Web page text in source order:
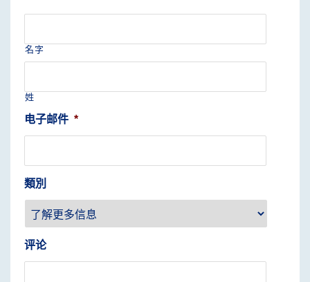
名字
姓
电子邮件 *
類別
评论